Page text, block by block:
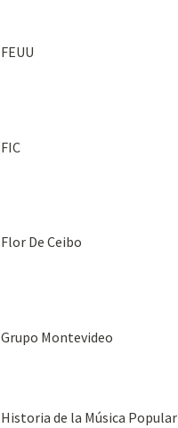
FEUU
FIC
Flor De Ceibo
Grupo Montevideo
Historia de la Música Popular